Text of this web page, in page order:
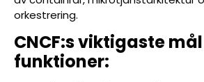
orkestrering.
CNCF:s viktigaste
funktioner: